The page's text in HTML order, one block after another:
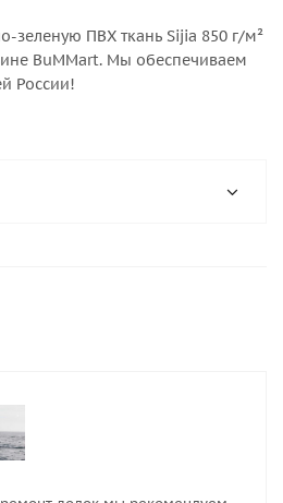
зеленую ПВХ ткань Sijia 850 г/м²
BuMMart. Мы обеспечиваем
России!